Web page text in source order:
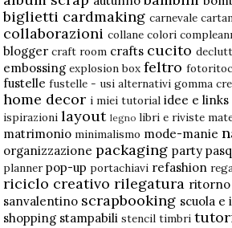
biglietti cardmaking carnevale
collaborazioni collane colori
blogger craft room crafts cucito
embossing explosion box feltro
fustelle fustelle - usi alternativi gomma
home decor i miei tutorial idee e links
ispirazioni layout legno libri e riviste
matrimonio minimalismo mode-manie
organizzazione packaging party
planner pop-up portachiavi refashion
riciclo creativo rilegatura ritorno
sanvalentino scrapbooking scuola e
shopping stampabili stencil timbri